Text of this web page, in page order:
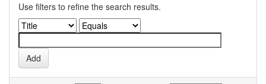
Use filters to refine the search results.